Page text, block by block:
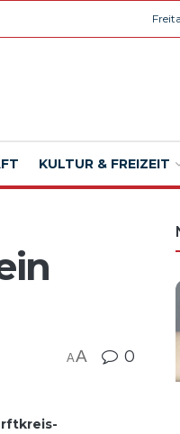
KULTUR & FREIZEIT
AA 0